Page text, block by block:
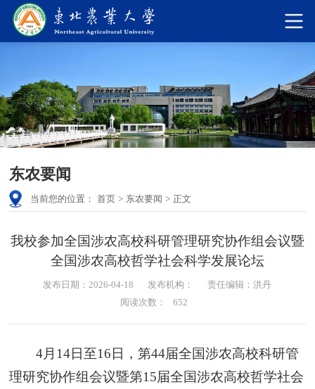
东农要闻
当前您的位置： 首页 > 东农要闻 > 正文
我校参加全国涉农高校科研管理研究协作组会议暨
全国涉农高校哲学社会科学发展论坛
发布日期：2026-04-18 发布机构：
责任编辑：洪丹
阅读次数：
652
4月14日至16日，第44届全国涉农高校科研管
理研究协作组会议暨第15届全国涉农高校哲学社会